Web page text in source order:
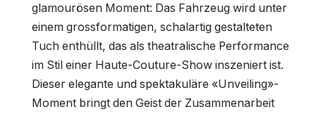
glamourösen Moment: Das Fahrzeug wird unter
einem grossformatigen, schalartig gestalteten
Tuch enthüllt, das als theatralische Performance
im Stil einer Haute-Couture-Show inszeniert ist.
Dieser elegante und spektakuläre «Unveiling»-
Moment bringt den Geist der Zusammenarbeit